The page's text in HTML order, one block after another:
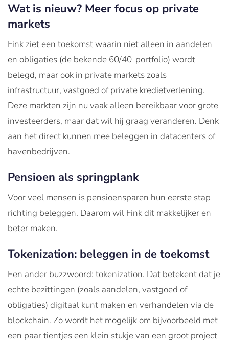
Wat is nieuw? Meer focus op private
markets
Fink ziet een toekomst waarin niet alleen in aandelen
en obligaties (de bekende 60/40-portfolio) wordt
belegd, maar ook in private markets zoals
infrastructuur, vastgoed of private kredietverlening.
Deze markten zijn nu vaak alleen bereikbaar voor grote
investeerders, maar dat wil hij graag veranderen. Denk
aan het direct kunnen mee beleggen in datacenters of
havenbedrijven.
Pensioen als springplank
Voor veel mensen is pensioensparen hun eerste stap
richting beleggen. Daarom wil Fink dit makkelijker en
beter maken.
Tokenization: beleggen in de toekomst
Een ander buzzwoord: tokenization. Dat betekent dat je
echte bezittingen (zoals aandelen, vastgoed of
obligaties) digitaal kunt maken en verhandelen via de
blockchain. Zo wordt het mogelijk om bijvoorbeeld met
een paar tientjes een klein stukje van een groot project